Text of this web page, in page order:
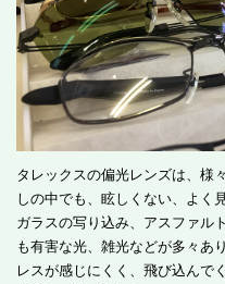
タレックスの偏光レンズは、様
しの中でも、眩しくない、よく
ガラスの写り込み、アスファル
も有害な光、雑光などが多々あ
レスが感じにくく、飛び込んで